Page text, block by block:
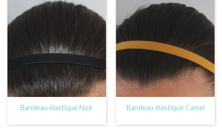
Bandeau élastique Noir Bandeau élastique Camel